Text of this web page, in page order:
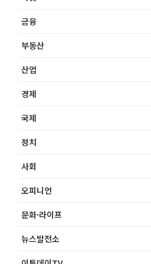
금융
부동산
산업
경제
국제
정치
사회
오피니언
문화·라이프
뉴스발전소